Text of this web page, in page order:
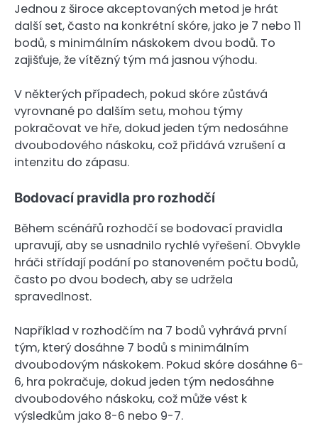
Jednou z široce akceptovaných metod je hrát
další set, často na konkrétní skóre, jako je 7 nebo 11
bodů, s minimálním náskokem dvou bodů. To
zajišťuje, že vítězný tým má jasnou výhodu.
V některých případech, pokud skóre zůstává
vyrovnané po dalším setu, mohou týmy
pokračovat ve hře, dokud jeden tým nedosáhne
dvoubodového náskoku, což přidává vzrušení a
intenzitu do zápasu.
Bodovací pravidla pro rozhodčí
Během scénářů rozhodčí se bodovací pravidla
upravují, aby se usnadnilo rychlé vyřešení. Obvykle
hráči střídají podání po stanoveném počtu bodů,
často po dvou bodech, aby se udržela
spravedlnost.
Například v rozhodčím na 7 bodů vyhrává první
tým, který dosáhne 7 bodů s minimálním
dvoubodovým náskokem. Pokud skóre dosáhne 6-
6, hra pokračuje, dokud jeden tým nedosáhne
dvoubodového náskoku, což může vést k
výsledkům jako 8-6 nebo 9-7.